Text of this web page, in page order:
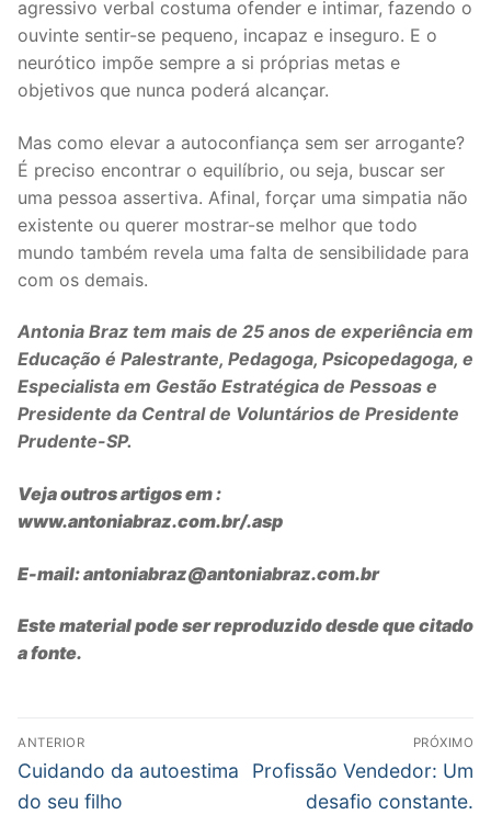
agressivo verbal costuma ofender e intimar, fazendo o
ouvinte sentir-se pequeno, incapaz e inseguro. E o
neurótico impõe sempre a si próprias metas e
objetivos que nunca poderá alcançar.
Mas como elevar a autoconfiança sem ser arrogante?
É preciso encontrar o equilíbrio, ou seja, buscar ser
uma pessoa assertiva. Afinal, forçar uma simpatia não
existente ou querer mostrar-se melhor que todo
mundo também revela uma falta de sensibilidade para
com os demais.
Antonia Braz tem mais de 25 anos de experiência em
Educação é Palestrante, Pedagoga, Psicopedagoga, e
Especialista em Gestão Estratégica de Pessoas e
Presidente da Central de Voluntários de Presidente
Prudente-SP.
Veja outros artigos em :
www.antoniabraz.com.br/.asp
E-mail: antoniabraz@antoniabraz.com.br
Este material pode ser reproduzido desde que citado
a fonte.
Navegação
de
Post
ANTERIOR
Post
anterior:
Cuidando da autoestima
do seu filho
PRÓXIMO
Próximo
Profissão Vendedor: Um
desafio constante.